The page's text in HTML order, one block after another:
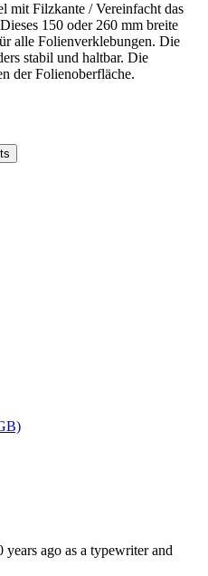
mit Filzkante / Vereinfacht das
150 oder 260 mm breite
alle Folienverklebungen. Die
stabil und haltbar. Die
der Folienoberfläche.
ago as a typewriter and